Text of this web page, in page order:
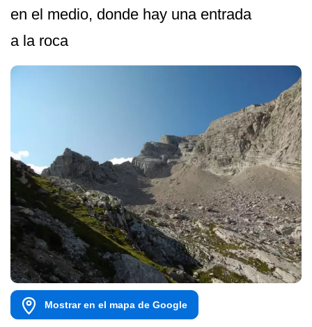
en el medio, donde hay una entrada
a la roca
Mostrar en el mapa de Google